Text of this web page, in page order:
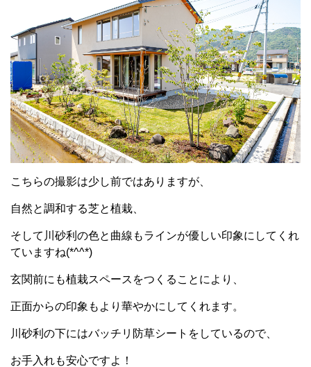
こちらの撮影は少し前ではありますが、
自然と調和する芝と植栽、
そして川砂利の色と曲線もラインが優しい印象にしてくれ
ていますね(*^^*)
玄関前にも植栽スペースをつくることにより、
正面からの印象もより華やかにしてくれます。
川砂利の下にはバッチリ防草シートをしているので、
お手入れも安心ですよ！